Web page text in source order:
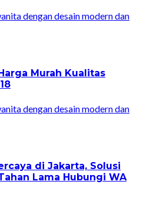
Murah Kualitas
di Jakarta, Solusi
Lama Hubungi WA